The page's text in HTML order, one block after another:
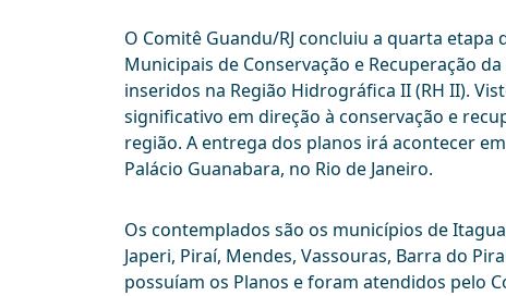
O Comitê Guandu/RJ concluiu a quarta
Municipais de Conservação e Recuperação
inseridos na Região Hidrográfica II (RH II).
significativo em direção à conservação e
região. A entrega dos planos irá acontecer
Palácio Guanabara, no Rio de Janeiro.
Os contemplados são os municípios de
Japeri, Piraí, Mendes, Vassouras, Barra do
possuíam os Planos e foram atendidos pelo